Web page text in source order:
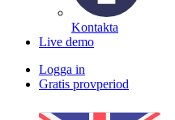
Kontakta
Live demo
Logga in
Gratis provperiod